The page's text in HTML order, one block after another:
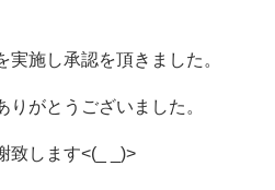
施し承認を頂きました。
がとうございました。
致します<(_ _)>